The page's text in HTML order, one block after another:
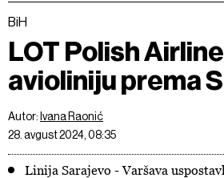
BiH
LOT Polish
avioliniju prema
Autor: Ivana Raonić
28. avgust 2024, 08:35
Linija Sarajevo - Varšava